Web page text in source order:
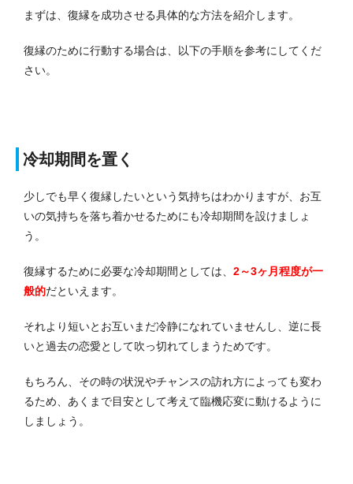
まずは、復縁を成功させる具体的な方法を紹介します。
復縁のために行動する場合は、以下の手順を参考にしてくだ
さい。
冷却期間を置く
少しでも早く復縁したいという気持ちはわかりますが、お互
いの気持ちを落ち着かせるためにも冷却期間を設けましょ
う。
復縁するために必要な冷却期間としては、 2～3ヶ月程度が一
般的だといえます。
それより短いとお互いまだ冷静になれていませんし、逆に長
いと過去の恋愛として吹っ切れてしまうためです。
もちろん、その時の状況やチャンスの訪れ方によっても変わ
るため、あくまで目安として考えて臨機応変に動けるように
しましょう。